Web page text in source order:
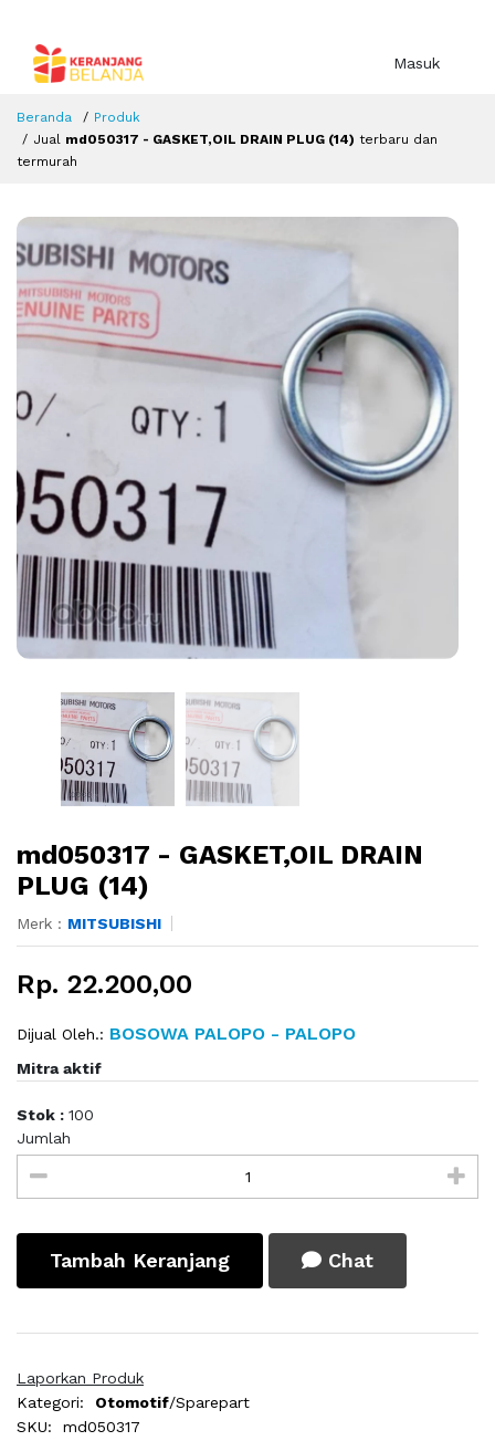
Masuk
Beranda
Produk
Jual md050317 - GASKET,OIL DRAIN PLUG (14) terbaru dan
termurah
md050317 - GASKET,OIL DRAIN
PLUG (14)
Merk : MITSUBISHI
Rp. 22.200,00
Dijual Oleh.: BOSOWA PALOPO - PALOPO
Mitra aktif
Stok : 100
Jumlah
Tambah Keranjang Chat
Laporkan Produk
Kategori:
Otomotif/Sparepart
SKU:
md050317